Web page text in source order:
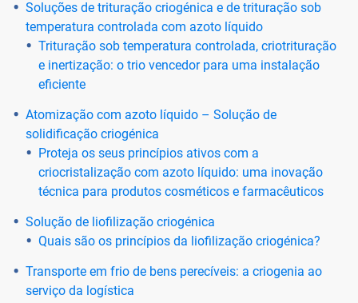
Soluções de trituração criogénica e de trituração sob
temperatura controlada com azoto líquido
Trituração sob temperatura controlada, criotrituração
e inertização: o trio vencedor para uma instalação
eficiente
Atomização com azoto líquido – Solução de
solidificação criogénica
Proteja os seus princípios ativos com a
criocristalização com azoto líquido: uma inovação
técnica para produtos cosméticos e farmacêuticos
Solução de liofilização criogénica
Quais são os princípios da liofilização criogénica?
Transporte em frio de bens perecíveis: a criogenia ao
serviço da logística